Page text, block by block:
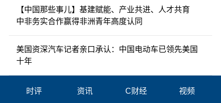
【中国那些事儿】基建赋能、产业共进、人才共育
中非务实合作赢得非洲青年高度认同
美国资深汽车记者亲口承认：中国电动车已领先美国
十年
时评 资讯 C财经 视频